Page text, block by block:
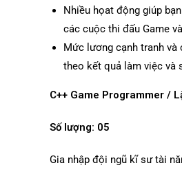
Nhiều họat động giúp
các cuộc thi đấu Game
Mức lương cạnh tranh
theo kết quả làm việc và
C++ Game Programmer /
Số lượng: 05
Gia nhập đội ngũ kĩ sư tài